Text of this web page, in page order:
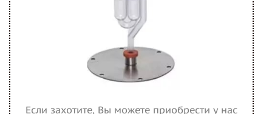
Если захотите, Вы можете приобрести у нас